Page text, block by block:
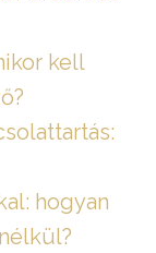
kell
hogyan